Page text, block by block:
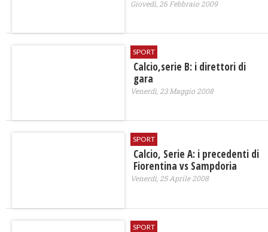
Giovedì, 26 Febbraio 2009
SPORT
Calcio,serie B: i direttori di
gara
Venerdì, 23 Maggio 2008
SPORT
Calcio, Serie A: i precedenti di
Fiorentina vs Sampdoria
Venerdì, 25 Aprile 2008
SPORT